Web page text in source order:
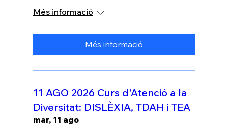
Més informació
Més informació
11 AGO 2026 Curs d'Atenció a la
Diversitat: DISLÈXIA, TDAH i TEA
mar, 11 ago